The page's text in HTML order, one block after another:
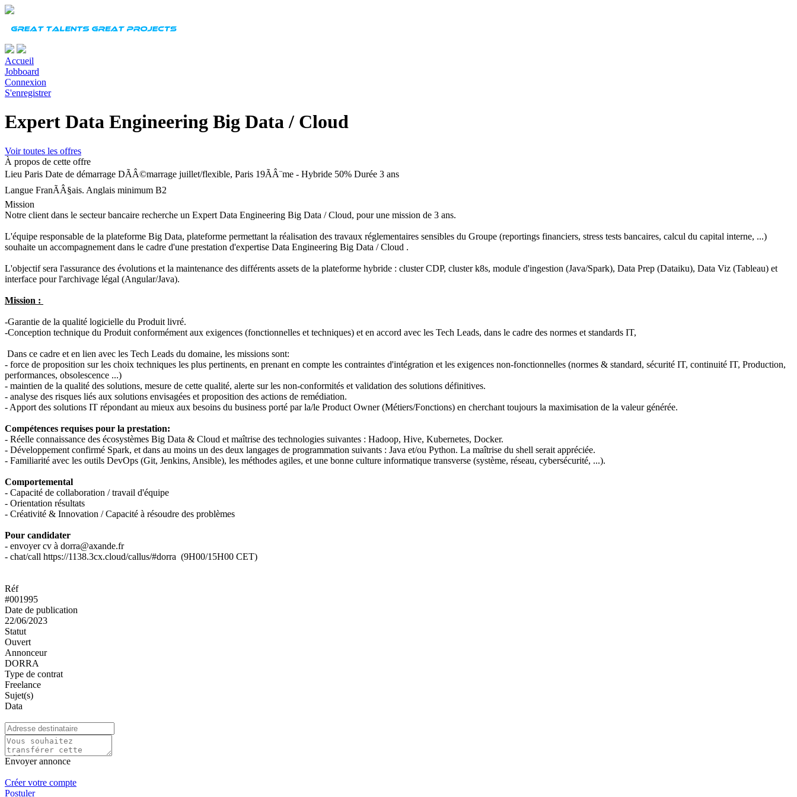
Accueil
Jobboard
Connexion
S'enregistrer
Expert Data Engineering Big Data / Cloud
Voir toutes les offres
À propos de cette offre
Lieu Paris Date de démarrage DÃÂ©marrage juillet/flexible, Paris 19ÃÂ¨me - Hybride 50% Durée 3 ans
Langue FranÃÂ§ais. Anglais minimum B2
Mission
Notre client dans le secteur bancaire recherche un Expert Data Engineering Big Data / Cloud, pour une mission de 3 ans.
L'équipe responsable de la plateforme Big Data, plateforme permettant la réalisation des travaux réglementaires sensibles du Groupe (reportings financiers, stress tests bancaires, calcul du capital interne, ...)
souhaite un accompagnement dans le cadre d'une prestation d'expertise Data Engineering Big Data / Cloud .
L'objectif sera l'assurance des évolutions et la maintenance des différents assets de la plateforme hybride : cluster CDP, cluster k8s, module d'ingestion (Java/Spark), Data Prep (Dataiku), Data Viz (Tableau) et
interface pour l'archivage légal (Angular/Java).
Mission :
-Garantie de la qualité logicielle du Produit livré.
-Conception technique du Produit conformément aux exigences (fonctionnelles et techniques) et en accord avec les Tech Leads, dans le cadre des normes et standards IT,
Dans ce cadre et en lien avec les Tech Leads du domaine, les missions sont:
- force de proposition sur les choix techniques les plus pertinents, en prenant en compte les contraintes d'intégration et les exigences non-fonctionnelles (normes & standard, sécurité IT, continuité IT, Production,
performances, obsolescence ...)
- maintien de la qualité des solutions, mesure de cette qualité, alerte sur les non-conformités et validation des solutions définitives.
- analyse des risques liés aux solutions envisagées et proposition des actions de remédiation.
- Apport des solutions IT répondant au mieux aux besoins du business porté par la/le Product Owner (Métiers/Fonctions) en cherchant toujours la maximisation de la valeur générée.
Compétences requises pour la prestation:
- Réelle connaissance des écosystèmes Big Data & Cloud et maîtrise des technologies suivantes : Hadoop, Hive, Kubernetes, Docker.
- Développement confirmé Spark, et dans au moins un des deux langages de programmation suivants : Java et/ou Python. La maîtrise du shell serait appréciée.
- Familiarité avec les outils DevOps (Git, Jenkins, Ansible), les méthodes agiles, et une bonne culture informatique transverse (système, réseau, cybersécurité, ...).
Comportemental
- Capacité de collaboration / travail d'équipe
- Orientation résultats
- Créativité & Innovation / Capacité à résoudre des problèmes
Pour candidater
- envoyer cv à dorra@axande.fr
- chat/call https://1138.3cx.cloud/callus/#dorra (9H00/15H00 CET)
Réf
#001995
Date de publication
22/06/2023
Statut
Ouvert
Annonceur
DORRA
Type de contrat
Freelance
Sujet(s)
Data
Envoyer annonce
Créer votre compte
Postuler